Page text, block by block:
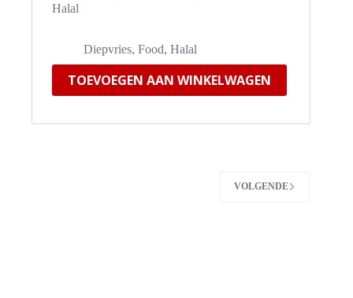
Halal
Diepvries, Food, Halal
TOEVOEGEN AAN WINKELWAGEN
VOLGENDE